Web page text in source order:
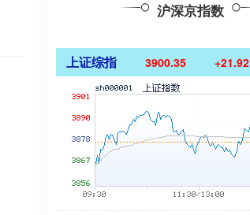
沪深京指数
上证综指 3900.35 +21.92